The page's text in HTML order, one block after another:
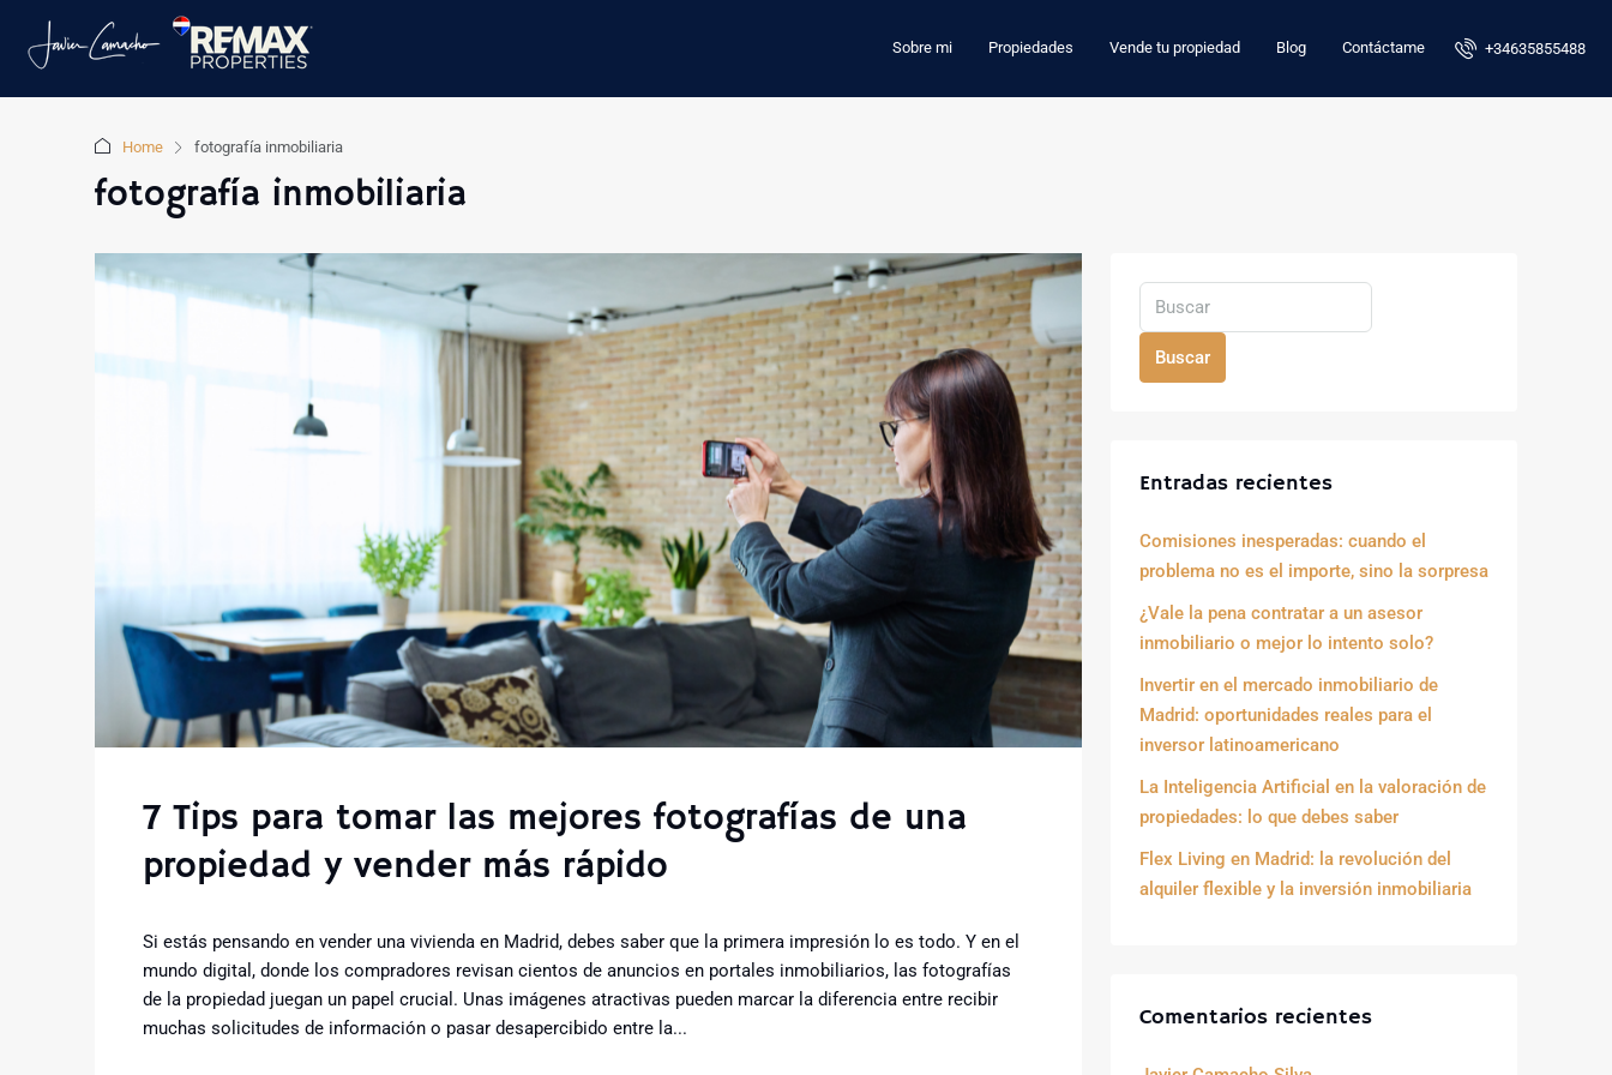
Sobre mi Propiedades Vende tu propiedad Blog Contáctame +34635855488
Home fotografía inmobiliaria
fotografía inmobiliaria
7 Tips para tomar las mejores fotografías de una
propiedad y vender más rápido
Si estás pensando en vender una vivienda en Madrid, debes saber que la primera impresión lo es todo. Y en el
mundo digital, donde los compradores revisan cientos de anuncios en portales inmobiliarios, las fotografías
de la propiedad juegan un papel crucial. Unas imágenes atractivas pueden marcar la diferencia entre recibir
muchas solicitudes de información o pasar desapercibido entre la...
Buscar
Entradas recientes
Comisiones inesperadas: cuando el
problema no es el importe, sino la sorpresa
¿Vale la pena contratar a un asesor
inmobiliario o mejor lo intento solo?
Invertir en el mercado inmobiliario de
Madrid: oportunidades reales para el
inversor latinoamericano
La Inteligencia Artificial en la valoración de
propiedades: lo que debes saber
Flex Living en Madrid: la revolución del
alquiler flexible y la inversión inmobiliaria
Comentarios recientes